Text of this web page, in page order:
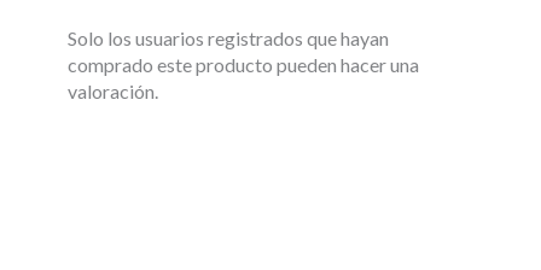
Solo los usuarios registrados que hayan
comprado este producto pueden hacer una
valoración.